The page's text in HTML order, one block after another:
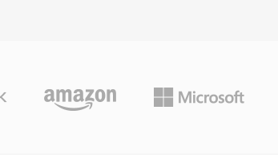
해결했습니다. FLV 파일은 컴팩트한 헤더 뒤에 태그된
이어지는 구조로, 빠른 탐색과 효율적인 프로그레시브